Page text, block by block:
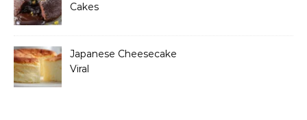
Cakes
Japanese Cheesecake
Viral